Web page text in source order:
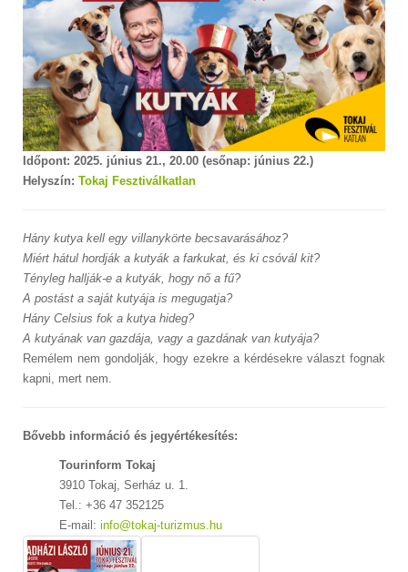
Időpont: 2025. június 21., 20.00 (esőnap: június 22.)
Helyszín: Tokaj Fesztiválkatlan
Hány kutya kell egy villanykörte becsavarásához?
Miért hátul hordják a kutyák a farkukat, és ki csóvál kit?
Tényleg hallják-e a kutyák, hogy nő a fű?
A postást a saját kutyája is megugatja?
Hány Celsius fok a kutya hideg?
A kutyának van gazdája, vagy a gazdának van kutyája?
Remélem nem gondolják, hogy ezekre a kérdésekre választ fognak
kapni, mert nem.
Bővebb információ és jegyértékesítés:
Tourinform Tokaj
3910 Tokaj, Serház u. 1.
Tel.: +36 47 352125
E-mail: info@tokaj-turizmus.hu